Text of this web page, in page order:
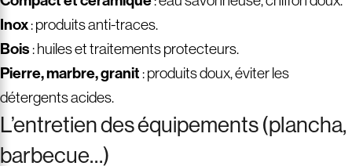
Inox: produits anti-traces.
Bois: huiles et traitements protecteurs.
Pierre, marbre, granit: produits doux, éviter les
détergents acides.
L’entretien des équipements (plancha,
barbecue…)